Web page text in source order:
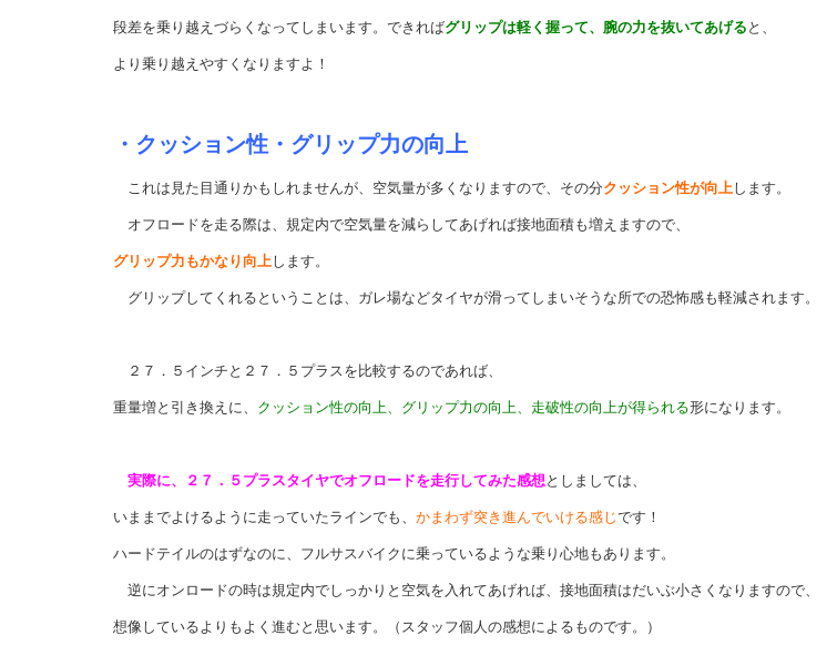
段差を乗り越えづらくなってしまいます。できればグリップは軽く握って、腕の力を抜いてあげる と、
より乗り越えやすくなりますよ！
・クッション性・グリップ力の向上
これは見た目通りかもしれませんが、空気量が多くなりますので、その分クッション性が向上します。
オフロードを走る際は、規定内で空気量を減らしてあげれば接地面積も増えますので、
グリップ力もかなり向上します。
グリップしてくれるということは、ガレ場などタイヤが滑ってしまいそうな所での恐怖感も軽減されます。
２７．５インチと２７．５プラスを比較するのであれば、
重量増と引き換えに、 クッション性の向上、グリップ力の向上、走破性の向上が得られる形になります。
実際に、２７．５プラスタイヤでオフロードを走行してみた感想としましては、
いままでよけるように走っていたラインでも、 かまわず突き進んでいける感じです！
ハードテイルのはずなのに、フルサスバイクに乗っているような乗り心地もあります。
逆にオンロードの時は規定内でしっかりと空気を入れてあげれば、接地面積はだいぶ小さくなりますので、
想像しているよりもよく進むと思います。（スタッフ個人の感想によるものです。）